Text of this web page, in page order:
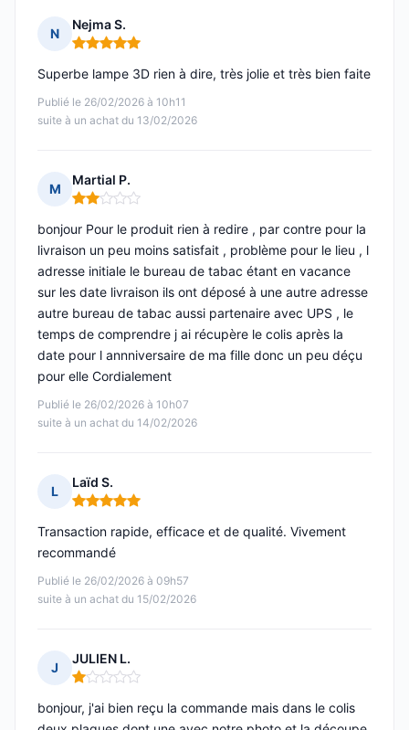
N
Nejma S.
Note : 5 sur 5
Publié le 26/02/2026 à 10h11
suite à un achat du 13/02/2026
Superbe lampe 3D rien à dire, très jolie et très bien faite
M
Martial P.
Note : 2 sur 5
Publié le 26/02/2026 à 10h07
suite à un achat du 14/02/2026
bonjour Pour le produit rien à redire , par contre pour la
livraison un peu moins satisfait , problème pour le lieu , l
adresse initiale le bureau de tabac étant en vacance
sur les date livraison ils ont déposé à une autre adresse
autre bureau de tabac aussi partenaire avec UPS , le
temps de comprendre j ai récupère le colis après la
date pour l annniversaire de ma fille donc un peu déçu
pour elle Cordialement
L
Laïd S.
Note : 5 sur 5
Publié le 26/02/2026 à 09h57
suite à un achat du 15/02/2026
Transaction rapide, efficace et de qualité. Vivement
recommandé
J
JULIEN L.
Note : 1 sur 5
bonjour, j'ai bien reçu la commande mais dans le colis